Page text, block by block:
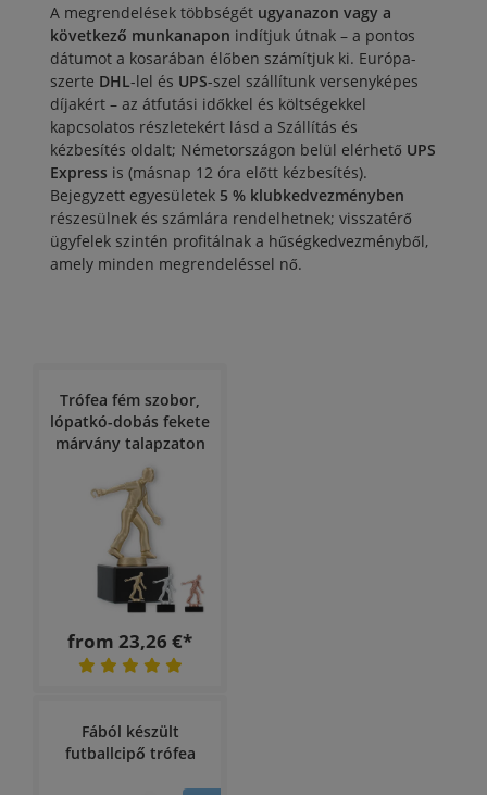
A megrendelések többségét ugyanazon vagy a
következő munkanapon indítjuk útnak – a pontos
dátumot a kosarában élőben számítjuk ki. Európa-
szerte DHL-lel és UPS-szel szállítunk versenyképes
díjakért – az átfutási időkkel és költségekkel
kapcsolatos részletekért lásd a Szállítás és
kézbesítés oldalt; Németországon belül elérhető UPS
Express is (másnap 12 óra előtt kézbesítés).
Bejegyzett egyesületek 5 % klubkedvezményben
részesülnek és számlára rendelhetnek; visszatérő
ügyfelek szintén profitálnak a hűségkedvezményből,
amely minden megrendeléssel nő.
Trófea fém szobor,
lópatkó-dobás fekete
márvány talapzaton
from 23,26 €*
Fából készült
futballcipő trófea